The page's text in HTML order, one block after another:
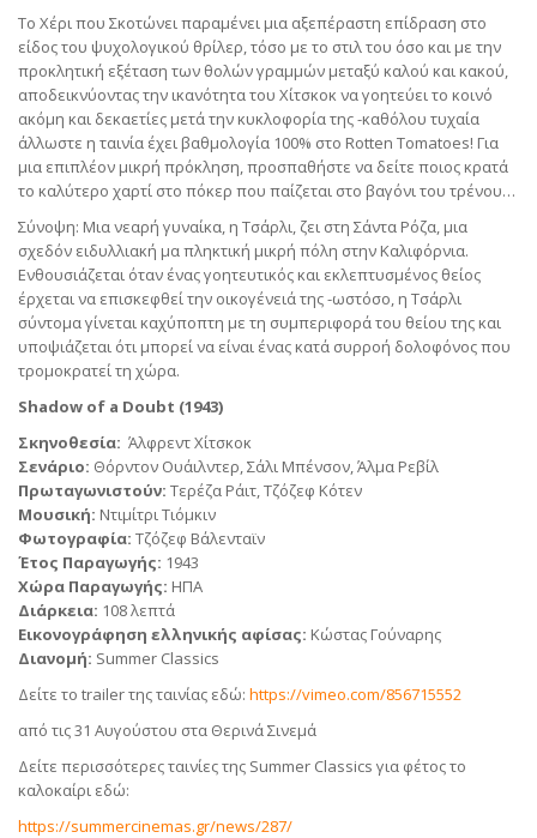
Το Χέρι που Σκοτώνει παραμένει μια αξεπέραστη επίδραση στο
είδος του ψυχολογικού θρίλερ, τόσο με το στιλ του όσο και με την
προκλητική εξέταση των θολών γραμμών μεταξύ καλού και κακού,
αποδεικνύοντας την ικανότητα του Χίτσκοκ να γοητεύει το κοινό
ακόμη και δεκαετίες μετά την κυκλοφορία της -καθόλου τυχαία
άλλωστε η ταινία έχει βαθμολογία 100% στο Rotten Tomatoes! Για
μια επιπλέον μικρή πρόκληση, προσπαθήστε να δείτε ποιος κρατά
το καλύτερο χαρτί στο πόκερ που παίζεται στο βαγόνι του τρένου…
Σύνοψη: Mια νεαρή γυναίκα, η Τσάρλι, ζει στη Σάντα Ρόζα, μια
σχεδόν ειδυλλιακή μα πληκτική μικρή πόλη στην Καλιφόρνια.
Ενθουσιάζεται όταν ένας γοητευτικός και εκλεπτυσμένος θείος
έρχεται να επισκεφθεί την οικογένειά της -ωστόσο, η Τσάρλι
σύντομα γίνεται καχύποπτη με τη συμπεριφορά του θείου της και
υποψιάζεται ότι μπορεί να είναι ένας κατά συρροή δολοφόνος που
τρομοκρατεί τη χώρα.
Shadow of a Doubt (1943)
Σκηνοθεσία: Άλφρεντ Χίτσκοκ
Σενάριο: Θόρντον Ουάιλντερ, Σάλι Μπένσον, Άλμα Ρεβίλ
Πρωταγωνιστούν: Τερέζα Ράιτ, Τζόζεφ Κότεν
Μουσική: Ντιμίτρι Τιόμκιν
Φωτογραφία: Τζόζεφ Βάλενταϊν
Έτος Παραγωγής: 1943
Χώρα Παραγωγής: ΗΠΑ
Διάρκεια: 108 λεπτά
Εικονογράφηση ελληνικής αφίσας: Κώστας Γούναρης
Διανομή: Summer Classics
Δείτε το trailer της ταινίας εδώ: https://vimeo.com/856715552
από τις 31 Αυγούστου στα Θερινά Σινεμά
Δείτε περισσότερες ταινίες της Summer Classics για φέτος το
καλοκαίρι εδώ:
https://summercinemas.gr/news/287/